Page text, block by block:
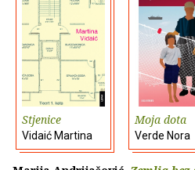
Stjenice
Vidaić Martina
Moja dota
Verde Nora